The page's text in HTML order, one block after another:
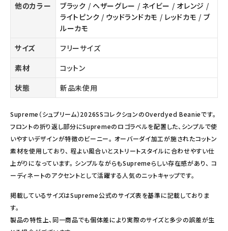
他のカラー
ブラック / ヘザーグレー / ネイビー / オレンジ /
ライトピンク / ウッドランドカモ / レッドカモ / ブ
ルーカモ
サイズ
フリーサイズ
素材
コットン
状態
新品未使用
Supreme（シュプリーム）2026SSコレクションのOverdyed Beanieです。
フロントの折り返し部分にSupremeのロゴラベルを配置した、シンプルで使
いやすいデザインが特徴のビーニー。 オーバーダイ加工が施されたコットン
素材を使用しており、 程よい風合いとストリートスタイルに合わせやすい仕
上がりになっています。 シンプルながらもSupremeらしい存在感があり、 コ
ーディネートのアクセントとして活躍する人気のニットキャップです。
掲載しているサイズはSupreme公式のサイズ表を基準に記載しておりま
す。
製品の特性上、同一商品でも個体差により実際のサイズと多少の誤差が生